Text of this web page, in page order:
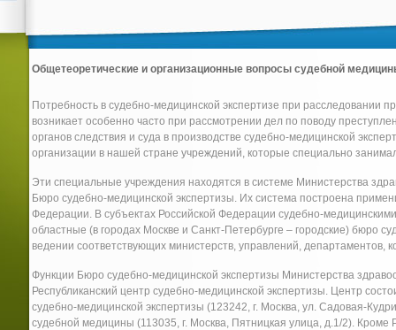
Общетеоретические и организационные вопросы судебной
Потребность в судебно-медицинской экспертизе при расследовании
возникает особенно часто при рассмотрении дел по поводу
органов следствия и суда в производстве судебно-медицинской
организации в нашей стране учреждений, которые специально
Эти специальные учреждения находятся в системе Министерства
Бюро судебно-медицинской экспертизы. Их система построена
Федерации. В субъектах Российской Федерации судебно-
областные (в городах Москве и Санкт-Петербурге – городские) бюро
ведении соответствующих министерств, управлений, департаментов,
Функции Бюро судебно-медицинской экспертизы Министерства
Республиканский центр судебно-медицинской экспертизы. Центр
судебно-медицинской экспертизы (123242, г. Москва, ул. Садовая-
судебной медицины (113035, г. Москва, Пятницкая улица, д.1/2). Кроме